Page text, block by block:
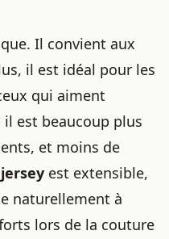
Il convient aux
il est idéal pour les
qui aiment
est beaucoup plus
et moins de
est extensible,
naturellement à
lors de la couture